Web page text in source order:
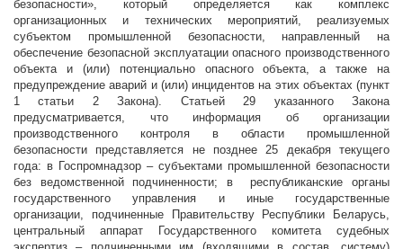
безопасности», который определяется как комплекс
организационных и технических мероприятий, реализуемых
субъектом промышленной безопасности, направленный на
обеспечение безопасной эксплуатации опасного производственного
объекта и (или) потенциально опасного объекта, а также на
предупреждение аварий и (или) инцидентов на этих объектах (пункт
1 статьи 2 Закона). Статьей 29 указанного Закона
предусматривается, что информация об организации
производственного контроля в области промышленной
безопасности представляется не позднее 25 декабря текущего
года: в Госпромнадзор – субъектами промышленной безопасности
без ведомственной подчиненности; в республиканские органы
государственного управления и иные государственные
организации, подчиненные Правительству Республики Беларусь,
центральный аппарат Государственного комитета судебных